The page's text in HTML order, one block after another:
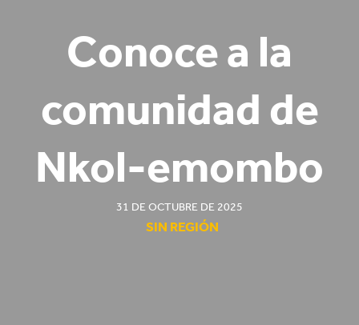
Conoce a la
comunidad de
Nkol-emombo
31 DE OCTUBRE DE 2025
SIN REGIÓN